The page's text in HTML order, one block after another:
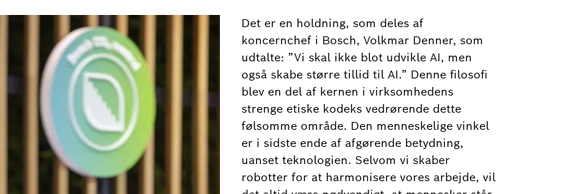
Det er en holdning, som deles af
koncernchef i Bosch, Volkmar Denner, som
udtalte: ”Vi skal ikke blot udvikle AI, men
også skabe større tillid til AI.” Denne filosofi
blev en del af kernen i virksomhedens
strenge etiske kodeks vedrørende dette
følsomme område. Den menneskelige vinkel
er i sidste ende af afgørende betydning,
uanset teknologien. Selvom vi skaber
robotter for at harmonisere vores arbejde, vil